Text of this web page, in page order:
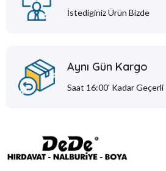
İstediginiz Ürün Bizde
Aynı Gün Kargo
Saat 16:00' Kadar Geçerli